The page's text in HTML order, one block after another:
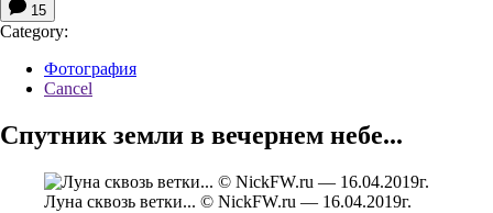
15
Category:
Фотография
Cancel
Спутник земли в вечернем небе...
Луна сквозь ветки... © NickFW.ru — 16.04.2019г.